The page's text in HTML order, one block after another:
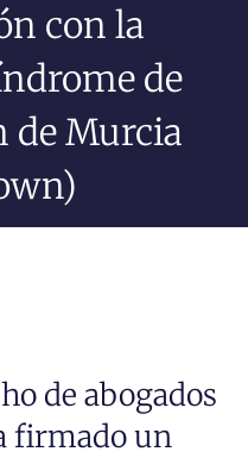
con la
de
de Murcia
de abogados
firmado un